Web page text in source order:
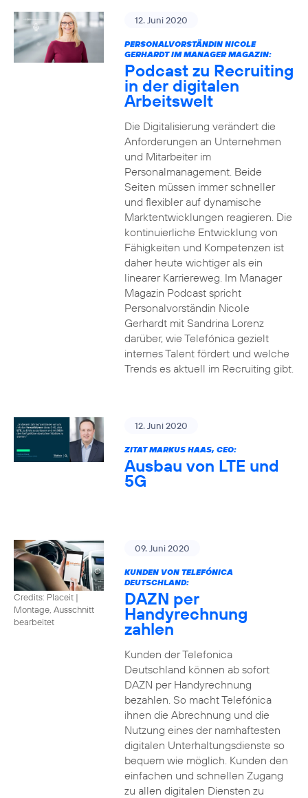
12. Juni 2020
PERSONALVORSTÄNDIN NICOLE
GERHARDT IM MANAGER MAGAZIN:
Podcast zu Recruiting
in der digitalen
Arbeitswelt
Die Digitalisierung verändert die
Anforderungen an Unternehmen
und Mitarbeiter im
Personalmanagement. Beide
Seiten müssen immer schneller
und flexibler auf dynamische
Marktentwicklungen reagieren. Die
kontinuierliche Entwicklung von
Fähigkeiten und Kompetenzen ist
daher heute wichtiger als ein
linearer Karriereweg. Im Manager
Magazin Podcast spricht
Personalvorständin Nicole
Gerhardt mit Sandrina Lorenz
darüber, wie Telefónica gezielt
internes Talent fördert und welche
Trends es aktuell im Recruiting gibt.
12. Juni 2020
ZITAT MARKUS HAAS, CEO:
Ausbau von LTE und
5G
Credits: Placeit |
Montage, Ausschnitt
bearbeitet
09. Juni 2020
KUNDEN VON TELEFÓNICA
DEUTSCHLAND:
DAZN per
Handyrechnung
zahlen
Kunden der Telefonica
Deutschland können ab sofort
DAZN per Handyrechnung
bezahlen. So macht Telefónica
ihnen die Abrechnung und die
Nutzung eines der namhaftesten
digitalen Unterhaltungsdienste so
bequem wie möglich. Kunden den
einfachen und schnellen Zugang
zu allen digitalen Diensten zu